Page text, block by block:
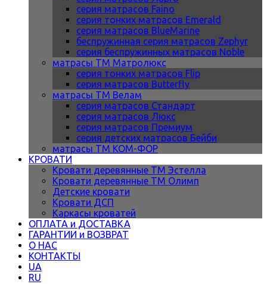
серия матрасов Faino
серия тонких матрасов Emerald
серия матрасов BlueMarine
беспружинная серия матрасов Zephyr
серия беспружинных матрасов Noble
матрасы ТМ Матролюкс
серия тонких матрасов Flip
серия матрасов Butterfly
матрасы ТМ Велам
серия матрасов Стандарт
серия матрасов Люкс
серия матрасов Премиум
серия детских матрасов Бейби
матрасы ТМ КОМ-ФОР
КРОВАТИ
Кровати деревянные ТМ Эстелла
Кровати деревянные ТМ Олимп
Детские кровати
Кровати ДСП
Каркасы кроватей
ОПЛАТА и ДОСТАВКА
ГАРАНТИИ и ВОЗВРАТ
О НАС
КОНТАКТЫ
UA
RU